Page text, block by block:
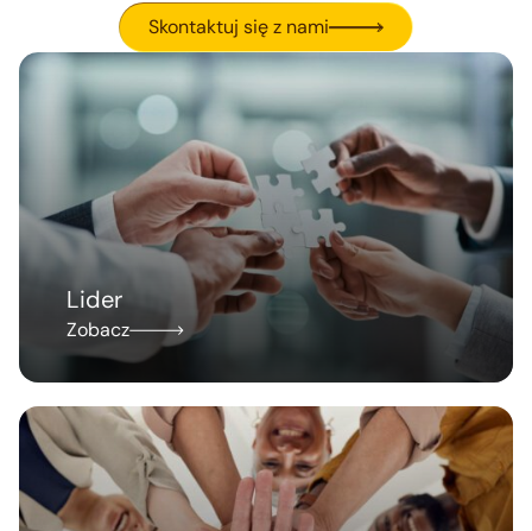
Skontaktuj się z nami
Lider
Zobacz